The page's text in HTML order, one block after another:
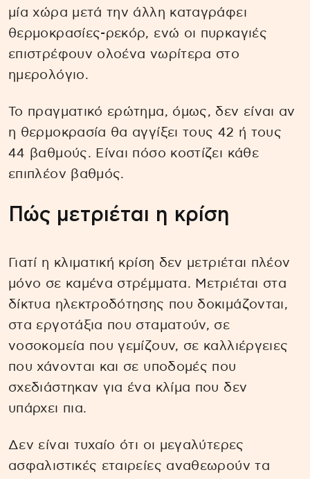
μία χώρα μετά την άλλη καταγράφει
θερμοκρασίες-ρεκόρ, ενώ οι πυρκαγιές
επιστρέφουν ολοένα νωρίτερα στο
ημερολόγιο.
Το πραγματικό ερώτημα, όμως, δεν είναι αν
η θερμοκρασία θα αγγίξει τους 42 ή τους
44 βαθμούς. Είναι πόσο κοστίζει κάθε
επιπλέον βαθμός.
Πώς μετριέται η κρίση
Γιατί η κλιματική κρίση δεν μετριέται πλέον
μόνο σε καμένα στρέμματα. Μετριέται στα
δίκτυα ηλεκτροδότησης που δοκιμάζονται,
στα εργοτάξια που σταματούν, σε
νοσοκομεία που γεμίζουν, σε καλλιέργειες
που χάνονται και σε υποδομές που
σχεδιάστηκαν για ένα κλίμα που δεν
υπάρχει πια.
Δεν είναι τυχαίο ότι οι μεγαλύτερες
ασφαλιστικές εταιρείες αναθεωρούν τα